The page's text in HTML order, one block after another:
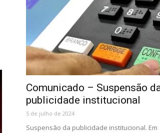
Comunicado – Suspensão
publicidade institucional
5 de julho de 2024
Suspensão da publicidade institucional. Em